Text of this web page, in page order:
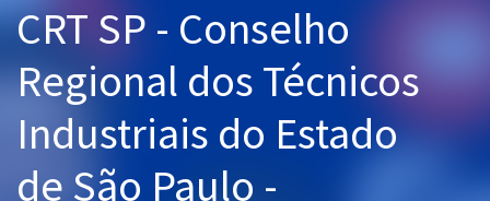
Cursos 20% OFF
Pós
Graduação
OAB
CRT SP - Conselho
Regional dos Técnicos
Industriais do Estado
de São Paulo -